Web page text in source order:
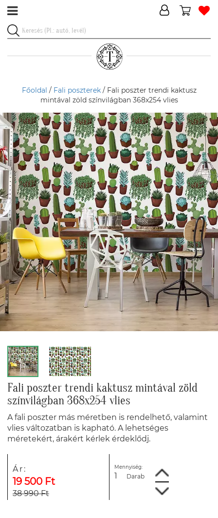
Főoldal / Fali poszterek/ Fali poszter trendi kaktusz
mintával zöld színvilágban 368x254 vlies
Fali poszter trendi kaktusz mintával zöld
színvilágban 368x254 vlies
A fali poszter más méretben is rendelhető, valamint
vlies változatban is kapható. A lehetséges
méretekért, árakért kérlek érdeklődj.
Ár:
19 500 Ft
38 990 Ft
Mennyiség:
Darab